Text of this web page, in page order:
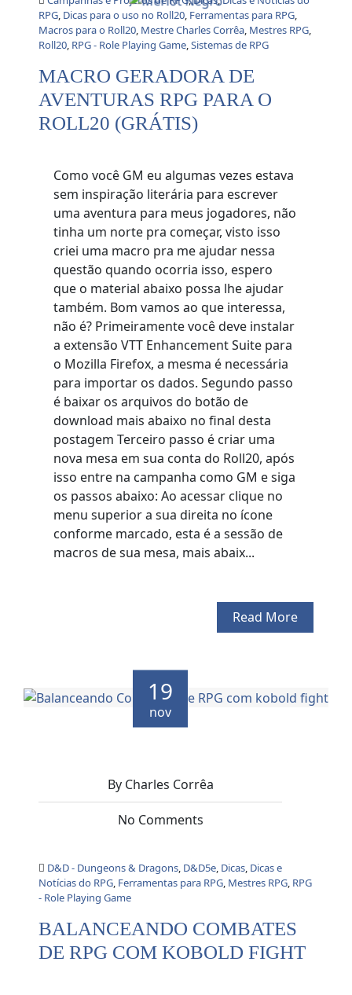
RPG, Dicas para o uso no Roll20, Ferramentas para RPG,
Macros para o Roll20, Mestre Charles Corrêa, Mestres RPG,
Roll20, RPG - Role Playing Game,Sistemas de RPG
MACRO GERADORA DE
AVENTURAS RPG PARA O
ROLL20 (GRÁTIS)
Como você GM eu algumas vezes estava
sem inspiração literária para escrever
uma aventura para meus jogadores, não
tinha um norte pra começar, visto isso
criei uma macro pra me ajudar nessa
questão quando ocorria isso, espero
que o material abaixo possa lhe ajudar
também. Bom vamos ao que interessa,
não é? Primeiramente você deve instalar
a extensão VTT Enhancement Suite para
o Mozilla Firefox, a mesma é necessária
para importar os dados. Segundo passo
é baixar os arquivos do botão de
download mais abaixo no final desta
postagem Terceiro passo é criar uma
nova mesa em sua conta do Roll20, após
isso entre na campanha como GM e siga
os passos abaixo: Ao acessar clique no
menu superior a sua direita no ícone
conforme marcado, esta é a sessão de
macros de sua mesa, mais abaix...
Read More
19
nov
By Charles Corrêa
No Comments
D&D - Dungeons & Dragons, D&D5e, Dicas, Dicas e
Notícias do RPG, Ferramentas para RPG, Mestres RPG, RPG
- Role Playing Game
BALANCEANDO COMBATES
DE RPG COM KOBOLD FIGHT